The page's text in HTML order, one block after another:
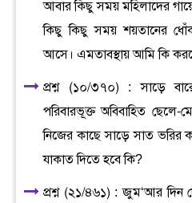
আবার কিছু সময় মহিলাদের
কিছু কিছু সময় শয়তানের
আসে। এমতাবস্থায় আমি কি
প্রশ্ন (১০/৩৭০) : সাড়ে
পরিবারভূক্ত অবিবাহিত
নিজের কাছে সাড়ে সাত ভরির
যাকাত দিতে হবে কি?
প্রশ্ন (২১/৪৬১) : জুম‘আর